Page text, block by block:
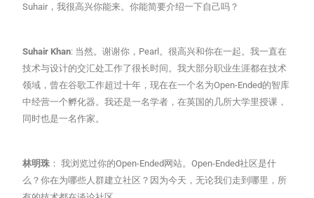
Suhair，我很高兴你能来。你能简要介绍一下自己吗？
Suhair Khan: 当然。谢谢你，Pearl。很高兴和你在一起。我一直在
技术与设计的交汇处工作了很长时间。我大部分职业生涯都在技术
领域，曾在谷歌工作超过十年，现在在一个名为Open-Ended的智库
中经营一个孵化器。我还是一名学者，在英国的几所大学里授课，
同时也是一名作家。
林明珠 ： 我浏览过你的Open-Ended网站。Open-Ended社区是什
么？你在为哪些人群建立社区？因为今天，无论我们走到哪里，所